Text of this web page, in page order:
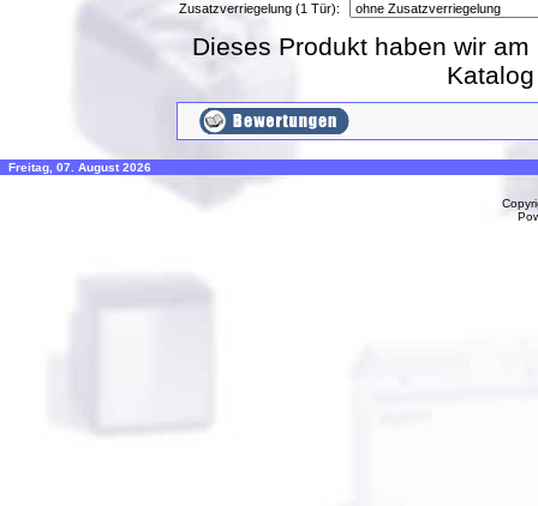
Zusatzverriegelung (1 Tür):
Dieses Produkt haben wir
Freitag, 07. August 2026